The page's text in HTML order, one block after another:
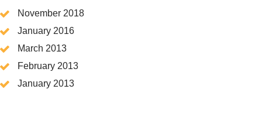
November 2018
January 2016
March 2013
February 2013
January 2013